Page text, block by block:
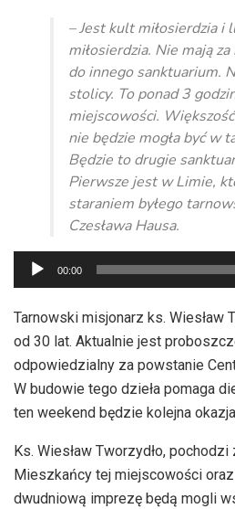
– Jest kult miłosierdzia i
miłosierdzia. Nie mają
do innego sanktuarium.
stolicy. To ponad 3
miejscowości.
nie będzie mogła być w
Będzie to drugie
Pierwsze jest w Limie,
staraniem byłego
Czesława Hausa.
Odtwarzacz
plików
dźwiękowych
00:00
Tarnowski misjonarz ks. Wiesław
od 30 lat. Aktualnie jest
odpowiedzialny za powstanie
W budowie tego dzieła pomaga
ten weekend będzie kolejna
Ks. Wiesław Tworzydło,
Mieszkańcy tej miejscowości
dwudniową imprezę będą mogli